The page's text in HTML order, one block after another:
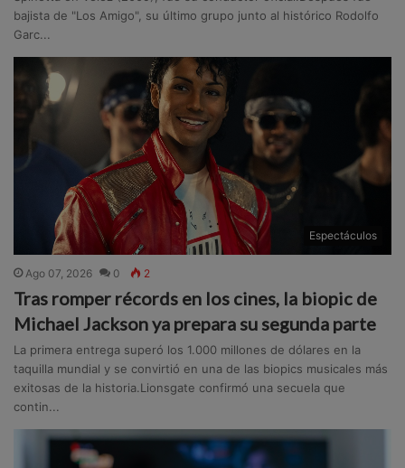
bajista de "Los Amigo", su último grupo junto al histórico Rodolfo
Garc...
Espectáculos
Ago 07, 2026 0 2
Tras romper récords en los cines, la biopic de
Michael Jackson ya prepara su segunda parte
La primera entrega superó los 1.000 millones de dólares en la
taquilla mundial y se convirtió en una de las biopics musicales más
exitosas de la historia.Lionsgate confirmó una secuela que
contin...